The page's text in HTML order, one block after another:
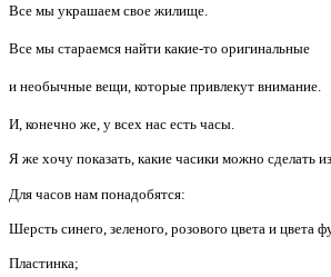
Все мы украшаем свое жилище.
Все мы стараемся найти какие-то оригинальные
и необычные вещи, которые привлекут внимание.
И, конечно же, у всех нас есть часы.
Я же хочу показать, какие часики можно сделать
Для часов нам понадобятся:
Шерсть синего, зеленого, розового цвета и цвета
Пластинка;